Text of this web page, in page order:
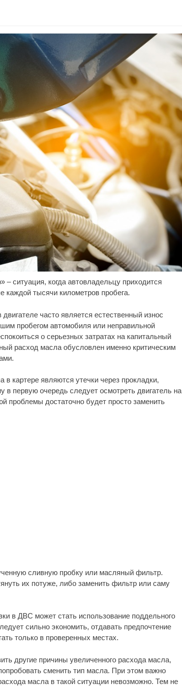
ситуация, когда автовладельцу приходится
каждой тысячи километров пробега.
часто является естественный износ
пробегом автомобиля или неправильной
о серьезных затратах на капитальный
расход масла обусловлен именно критическим
картере являются утечки через прокладки,
первую очередь следует осмотреть двигатель на
проблемы достаточно будет просто заменить
сливную пробку или масляный фильтр.
их потуже, либо заменить фильтр или саму
в ДВС может стать использование поддельного
сильно экономить, отдавать предпочтение
только в проверенных местах.
другие причины увеличенного расхода масла,
сменить тип масла. При этом важно
масла в такой ситуации невозможно. Тем не
i
длится несколько
а смеяться вы
долго
Ролик из Омска: вы
будете смеяться долго